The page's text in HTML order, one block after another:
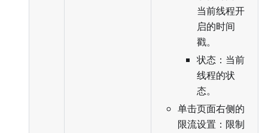
当前线程开
启的时间
戳。
状态：当前
线程的状
态。
单击页面右侧的
限流设置：限制